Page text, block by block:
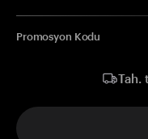
Promosyon Kodu
Tah.